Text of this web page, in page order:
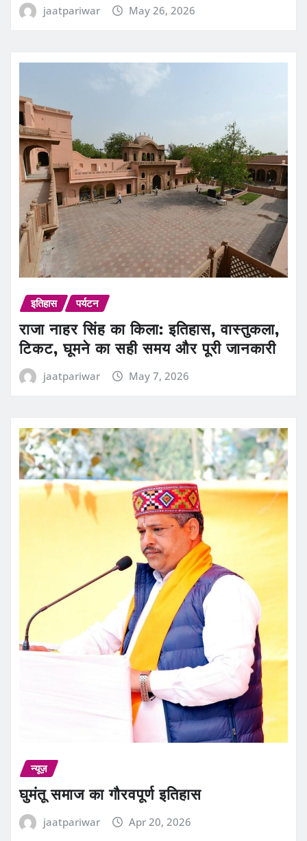
jaatpariwar May 26, 2026
इतिहास पर्यटन
राजा नाहर सिंह का किला: इतिहास, वास्तुकला,
टिकट, घूमने का सही समय और पूरी जानकारी
jaatpariwar May 7, 2026
न्यूज़
घुमंतू समाज का गौरवपूर्ण इतिहास
jaatpariwar Apr 20, 2026